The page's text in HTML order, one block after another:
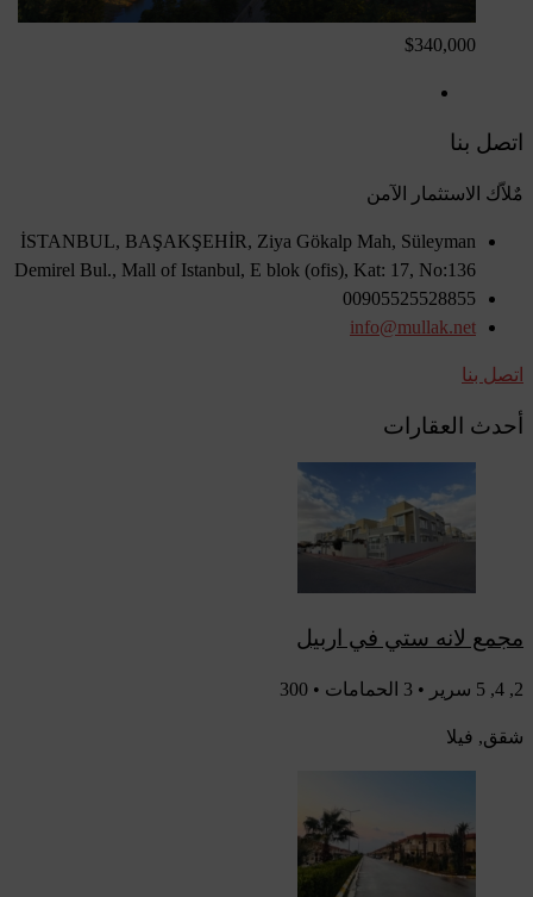
$340,000
اتصل بنا
مٌلاّك الاستثمار الآمن
İSTANBUL, BAŞAKŞEHİR, Ziya Gökalp Mah, Süleyman
Demirel Bul., Mall of Istanbul, E blok (ofis), Kat: 17, No:136
00905525528855
info@mullak.net
اتصل بنا
أحدث العقارات
مجمع لانه ستي في اربيل
2, 4, 5 سرير • 3 الحمامات • 300
شقق, فيلا